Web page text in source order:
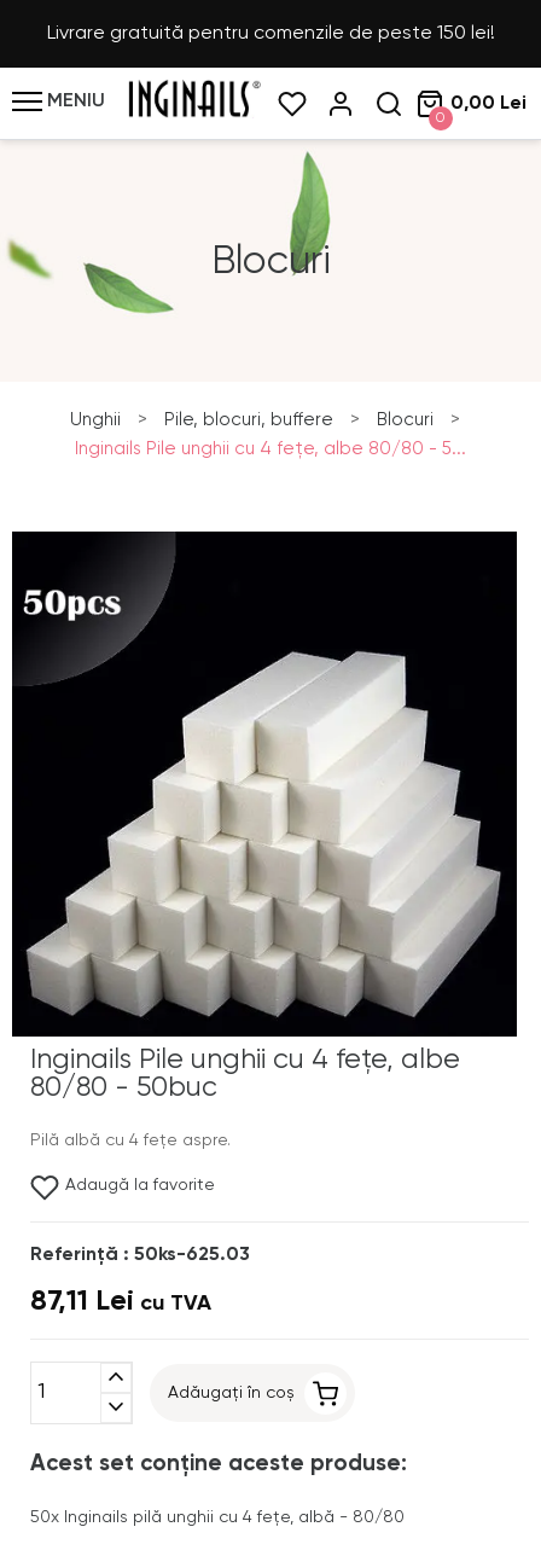
Livrare gratuită pentru comenzile de peste 150 lei!
MENIU
0
0,00 Lei
Blocuri
Unghii > Pile, blocuri, buffere > Blocuri
>
Inginails Pile unghii cu 4 fețe, albe 80/80 - 5...
Inginails Pile unghii cu 4 fețe, albe
80/80 - 50buc
Pilă albă cu 4 fețe aspre.
Adaugă la favorite
Referinţă : 50ks-625.03
87,11 Lei cu TVA
expand_less
expand_more
Adăugați în coș
Acest set conține aceste produse:
50x Inginails pilă unghii cu 4 fețe, albă - 80/80